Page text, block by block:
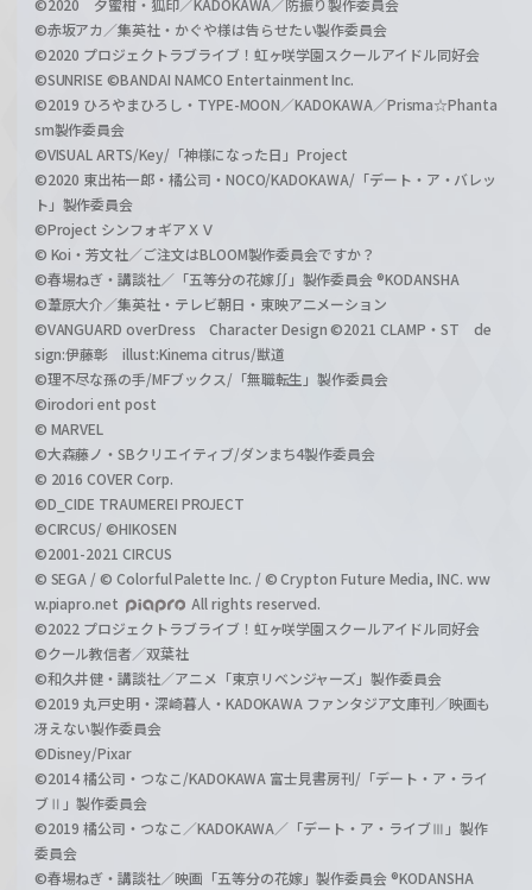
©赤坂アカ／集英社・かぐや様は告らせたい製作委員会
©2020 プロジェクトラブライブ！虹ヶ咲学園スクールアイドル同好会
©SUNRISE ©BANDAI NAMCO Entertainment Inc.
©2019 ひろやまひろし・TYPE-MOON／KADOKAWA／Prisma☆Phanta
sm製作委員会
©VISUAL ARTS/Key/「神様になった日」Project
©2020 東出祐一郎・橘公司・NOCO/KADOKAWA/「デート・ア・バレッ
ト」製作委員会
©Project シンフォギアＸＶ
© Koi・芳文社／ご注文はBLOOM製作委員会ですか？
©春場ねぎ・講談社／「五等分の花嫁∬」製作委員会 ®KODANSHA
©葦原大介／集英社・テレビ朝日・東映アニメーション
©VANGUARD overDress Character Design ©2021 CLAMP・ST de
sign:伊藤彰 illust:Kinema citrus/獣道
©理不尽な孫の手/MFブックス/「無職転生」製作委員会
©irodori ent post
© MARVEL
©大森藤ノ・SBクリエイティブ/ダンまち4製作委員会
© 2016 COVER Corp.
©D_CIDE TRAUMEREI PROJECT
©CIRCUS/ ©HIKOSEN
©2001-2021 CIRCUS
© SEGA / © Colorful Palette Inc. / © Crypton Future Media, INC. ww
w.piapro.net
All rights reserved.
©2022 プロジェクトラブライブ！虹ヶ咲学園スクールアイドル同好会
©クール教信者／双葉社
©和久井健・講談社／アニメ「東京リベンジャーズ」製作委員会
©2019 丸戸史明・深崎暮人・KADOKAWA ファンタジア文庫刊／映画も
冴えない製作委員会
©Disney/Pixar
©2014 橘公司・つなこ/KADOKAWA 富士見書房刊/「デート・ア・ライ
ブⅡ」製作委員会
©2019 橘公司・つなこ／KADOKAWA／「デート・ア・ライブⅢ」製作
委員会
©春場ねぎ・講談社／映画「五等分の花嫁」製作委員会 ®KODANSHA